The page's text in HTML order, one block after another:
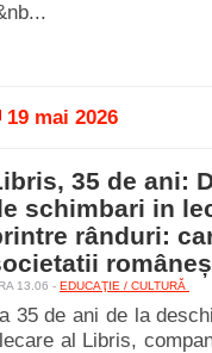
19 mai 2026
35 de ani:
schimbari in
rânduri:
13.06 - EDUCAŢIE / CULTURĂ
35 de ani de la
al Libris,